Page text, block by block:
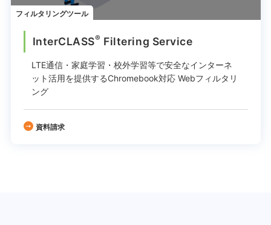
フィルタリングツール
InterCLASS® ︎ Filtering Service
LTE通信・家庭学習・校外学習等で安全なインターネ
ット活用を提供するChromebook対応 Webフィルタリ
ング
資料請求